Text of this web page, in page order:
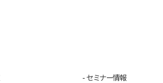
セミナー情報